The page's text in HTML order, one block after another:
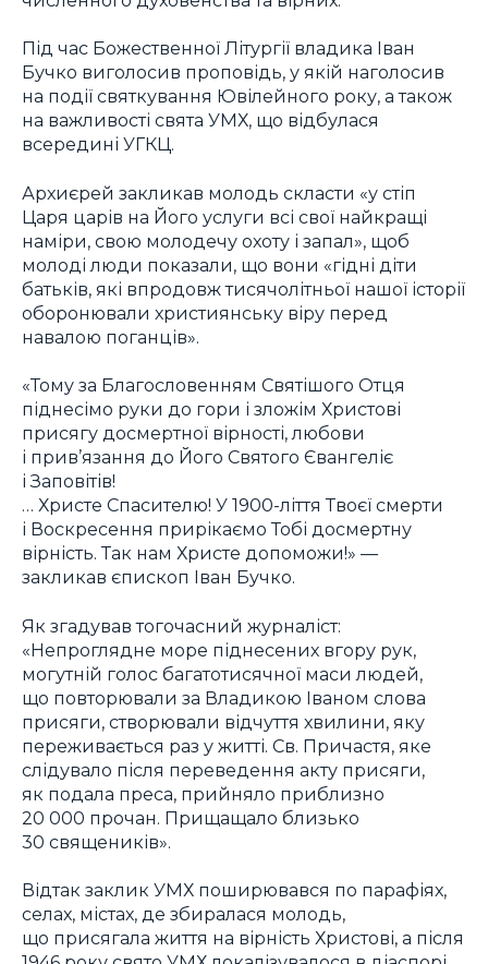
Під час Божественної Літургії владика Іван
Бучко виголосив проповідь, у якій наголосив
на події святкування Ювілейного року, а також
на важливості свята УМХ, що відбулася
всередині УГКЦ.
Архиєрей закликав молодь скласти «у стіп
Царя царів на Його услуги всі свої найкращі
наміри, свою молодечу охоту і запал», щоб
молоді люди показали, що вони «гідні діти
батьків, які впродовж тисячолітньої нашої історії
оборонювали християнську віру перед
навалою поганців».
«Тому за Благословенням Святішого Отця
піднесімо руки до гори і зложім Христові
присягу досмертної вірності, любови
і прив’язання до Його Святого Євангеліє
і Заповітів!
… Христе Спасителю! У 1900-ліття Твоєї смерти
і Воскресення прирікаємо Тобі досмертну
вірність. Так нам Христе допоможи!» —
закликав єпископ Іван Бучко.
Як згадував тогочасний журналіст:
«Непроглядне море піднесених вгору рук,
могутній голос багатотисячної маси людей,
що повторювали за Владикою Іваном слова
присяги, створювали відчуття хвилини, яку
переживається раз у житті. Св. Причастя, яке
слідувало після переведення акту присяги,
як подала преса, прийняло приблизно
20 000 прочан. Прищащало близько
30 священиків».
Відтак заклик УМХ поширювався по парафіях,
селах, містах, де збиралася молодь,
що присягала життя на вірність Христові, а після